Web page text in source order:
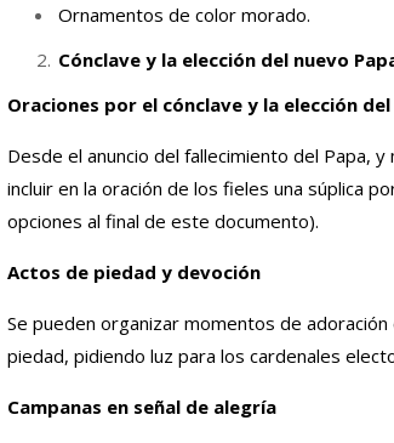
Ornamentos de color morado.
Cónclave y la elección del nuevo
Oraciones por el cónclave y la elección
Desde el anuncio del fallecimiento del Papa,
incluir en la oración de los fieles una súplica
opciones al final de este documento).
Actos de piedad y devoción
Se pueden organizar momentos de
piedad, pidiendo luz para los cardenales
Campanas en señal de alegría